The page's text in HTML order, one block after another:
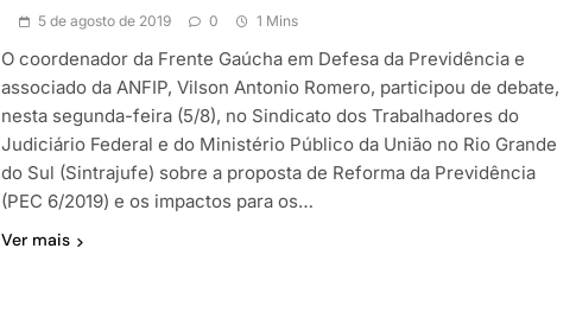
5 de agosto de 2019 0 1 Mins
O coordenador da Frente Gaúcha em Defesa da Previdência e
associado da ANFIP, Vilson Antonio Romero, participou de debate,
nesta segunda-feira (5/8), no Sindicato dos Trabalhadores do
Judiciário Federal e do Ministério Público da União no Rio Grande
do Sul (Sintrajufe) sobre a proposta de Reforma da Previdência
(PEC 6/2019) e os impactos para os…
Ver mais